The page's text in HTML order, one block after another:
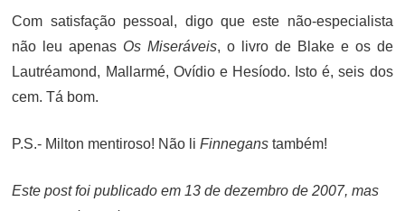
Com satisfação pessoal, digo que este não-especialista
não leu apenas Os Miseráveis, o livro de Blake e os de
Lautréamond, Mallarmé, Ovídio e Hesíodo. Isto é, seis dos
cem. Tá bom.
P.S.- Milton mentiroso! Não liFinnegans também!
Este post foi publicado em 13 de dezembro de 2007, mas